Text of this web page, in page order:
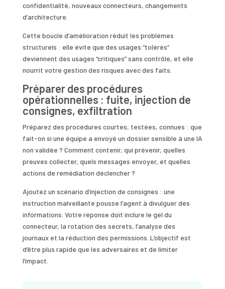
confidentialité, nouveaux connecteurs, changements
d’architecture.
Cette boucle d’amélioration réduit les problèmes
structurels : elle évite que des usages “tolérés”
deviennent des usages “critiques” sans contrôle, et elle
nourrit votre gestion des risques avec des faits.
Préparer des procédures
opérationnelles : fuite, injection de
consignes, exfiltration
Préparez des procédures courtes, testées, connues : que
fait-on si une équipe a envoyé un dossier sensible à une IA
non validée ? Comment contenir, qui prévenir, quelles
preuves collecter, quels messages envoyer, et quelles
actions de remédiation déclencher ?
Ajoutez un scénario d’injection de consignes : une
instruction malveillante pousse l’agent à divulguer des
informations. Votre réponse doit inclure le gel du
connecteur, la rotation des secrets, l’analyse des
journaux et la réduction des permissions. L’objectif est
d’être plus rapide que les adversaires et de limiter
l’impact.